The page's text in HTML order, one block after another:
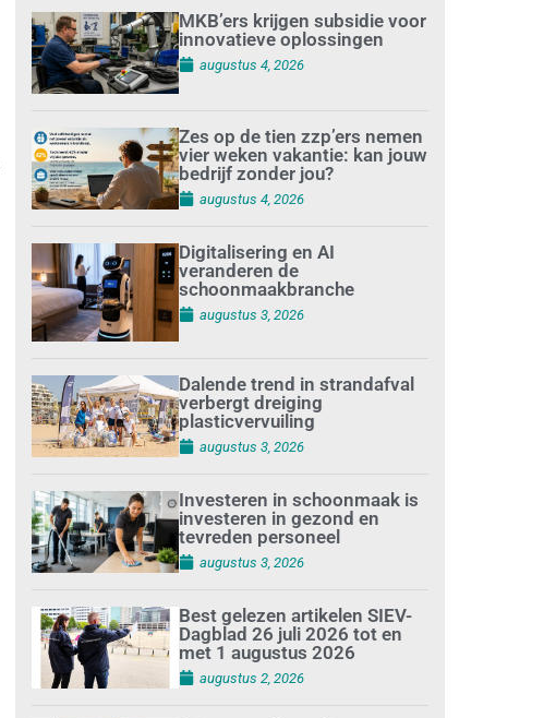
MKB’ers krijgen subsidie voor
innovatieve oplossingen
augustus 4, 2026
Zes op de tien zzp’ers nemen
vier weken vakantie: kan jouw
bedrijf zonder jou?
augustus 4, 2026
Digitalisering en AI
veranderen de
schoonmaakbranche
augustus 3, 2026
Dalende trend in strandafval
verbergt dreiging
plasticvervuiling
augustus 3, 2026
Investeren in schoonmaak is
investeren in gezond en
tevreden personeel
augustus 3, 2026
Best gelezen artikelen SIEV-
Dagblad 26 juli 2026 tot en
met 1 augustus 2026
augustus 2, 2026